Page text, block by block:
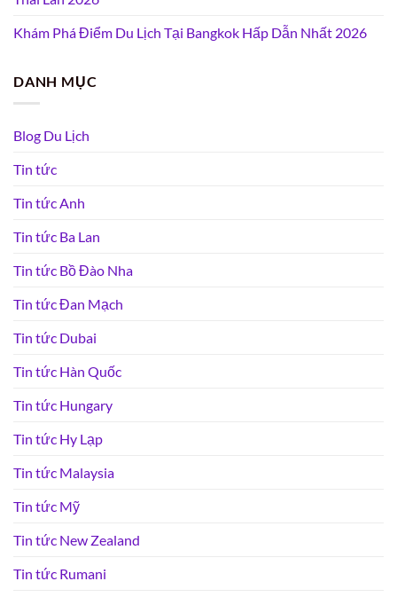
Khám Phá Điểm Du Lịch Tại Bangkok Hấp Dẫn Nhất 2026
DANH MỤC
Blog Du Lịch
Tin tức
Tin tức Anh
Tin tức Ba Lan
Tin tức Bồ Đào Nha
Tin tức Đan Mạch
Tin tức Dubai
Tin tức Hàn Quốc
Tin tức Hungary
Tin tức Hy Lạp
Tin tức Malaysia
Tin tức Mỹ
Tin tức New Zealand
Tin tức Rumani